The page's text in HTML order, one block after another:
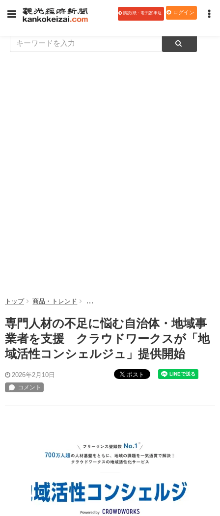
購読(紙・電子版)申込 ログイン
トップ 商品・トレンド 専門人材の不足に悩む自治体・地域事業者
専門人材の不足に悩む自治体・地域事
業者を支援 クラウドワークスが「地
域活性コンシェルジュ」提供開始
2026年2月10日 ポスト